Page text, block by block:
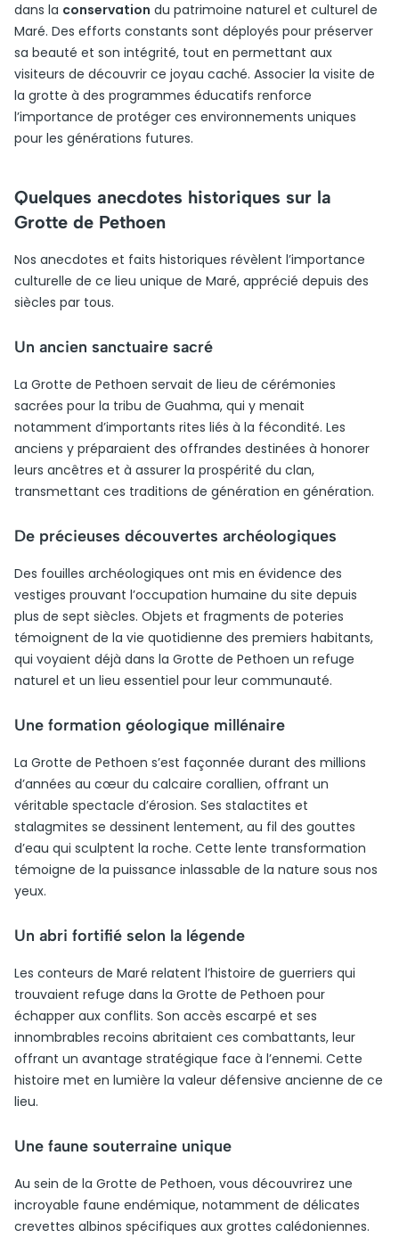
dans la conservation du patrimoine naturel et culturel de
Maré. Des efforts constants sont déployés pour préserver
sa beauté et son intégrité, tout en permettant aux
visiteurs de découvrir ce joyau caché. Associer la visite de
la grotte à des programmes éducatifs renforce
l’importance de protéger ces environnements uniques
pour les générations futures.
Quelques anecdotes historiques sur la
Grotte de Pethoen
Nos anecdotes et faits historiques révèlent l’importance
culturelle de ce lieu unique de Maré, apprécié depuis des
siècles par tous.
Un ancien sanctuaire sacré
La Grotte de Pethoen servait de lieu de cérémonies
sacrées pour la tribu de Guahma, qui y menait
notamment d’importants rites liés à la fécondité. Les
anciens y préparaient des offrandes destinées à honorer
leurs ancêtres et à assurer la prospérité du clan,
transmettant ces traditions de génération en génération.
De précieuses découvertes archéologiques
Des fouilles archéologiques ont mis en évidence des
vestiges prouvant l’occupation humaine du site depuis
plus de sept siècles. Objets et fragments de poteries
témoignent de la vie quotidienne des premiers habitants,
qui voyaient déjà dans la Grotte de Pethoen un refuge
naturel et un lieu essentiel pour leur communauté.
Une formation géologique millénaire
La Grotte de Pethoen s’est façonnée durant des millions
d’années au cœur du calcaire corallien, offrant un
véritable spectacle d’érosion. Ses stalactites et
stalagmites se dessinent lentement, au fil des gouttes
d’eau qui sculptent la roche. Cette lente transformation
témoigne de la puissance inlassable de la nature sous nos
yeux.
Un abri fortifié selon la légende
Les conteurs de Maré relatent l’histoire de guerriers qui
trouvaient refuge dans la Grotte de Pethoen pour
échapper aux conflits. Son accès escarpé et ses
innombrables recoins abritaient ces combattants, leur
offrant un avantage stratégique face à l’ennemi. Cette
histoire met en lumière la valeur défensive ancienne de ce
lieu.
Une faune souterraine unique
Au sein de la Grotte de Pethoen, vous découvrirez une
incroyable faune endémique, notamment de délicates
crevettes albinos spécifiques aux grottes calédoniennes.